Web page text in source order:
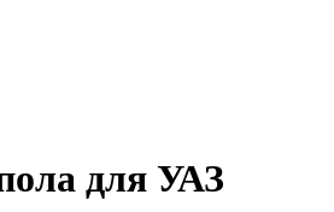
для УАЗ